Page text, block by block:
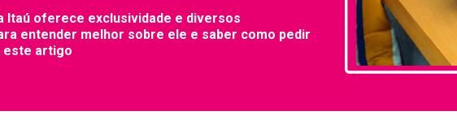
Itaú oferece exclusividade e diversos
entender melhor sobre ele e saber como pedir
este artigo